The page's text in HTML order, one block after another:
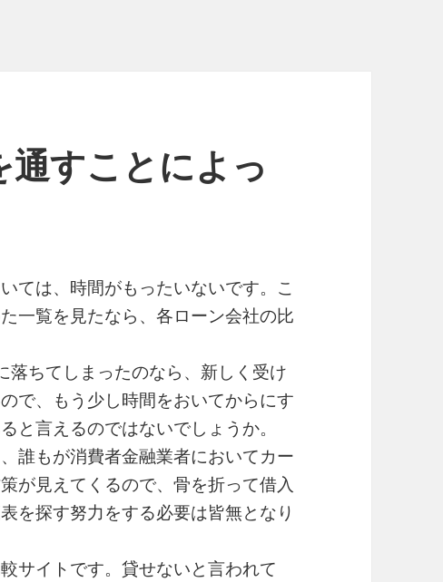
すことによっ
ては、時間がもったいないです。こ
一覧を見たなら、各ローン会社の比
ちてしまったのなら、新しく受け
で、もう少し時間をおいてからにす
と言えるのではないでしょうか。
誰もが消費者金融業者においてカー
が見えてくるので、骨を折って借入
を探す努力をする必要は皆無となり
サイトです。貸せないと言われて